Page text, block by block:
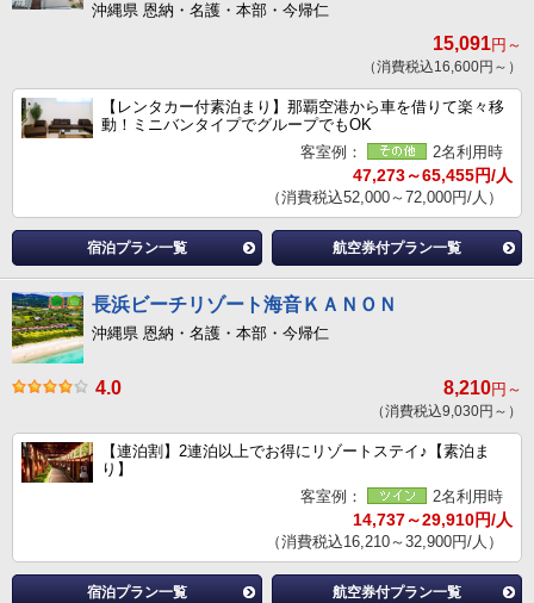
沖縄県 恩納・名護・本部・今帰仁
15,091円～
（消費税込16,600円～）
【レンタカー付素泊まり】那覇空港から車を借りて楽々移
動！ミニバンタイプでグループでもOK
客室例：
2名利用時
47,273～65,455円/人
（消費税込52,000～72,000円/人）
宿泊プラン一覧 航空券付プラン一覧
長浜ビーチリゾート海音ＫＡＮＯＮ
沖縄県 恩納・名護・本部・今帰仁
4.0 8,210円～
（消費税込9,030円～）
【連泊割】2連泊以上でお得にリゾートステイ♪【素泊ま
り】
客室例：
2名利用時
14,737～29,910円/人
（消費税込16,210～32,900円/人）
宿泊プラン一覧 航空券付プラン一覧